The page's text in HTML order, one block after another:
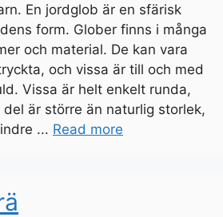
En jordglob är en sfärisk
form. Glober finns i många
och material. De kan vara
och vissa är till och med
Vissa är helt enkelt runda,
är större än naturlig storlek,
... Read more